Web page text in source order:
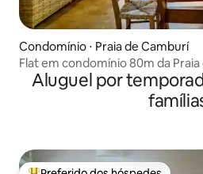
Condomínio ⋅ Praia de Camburí
Flat em condomínio 80m da
Aluguel por